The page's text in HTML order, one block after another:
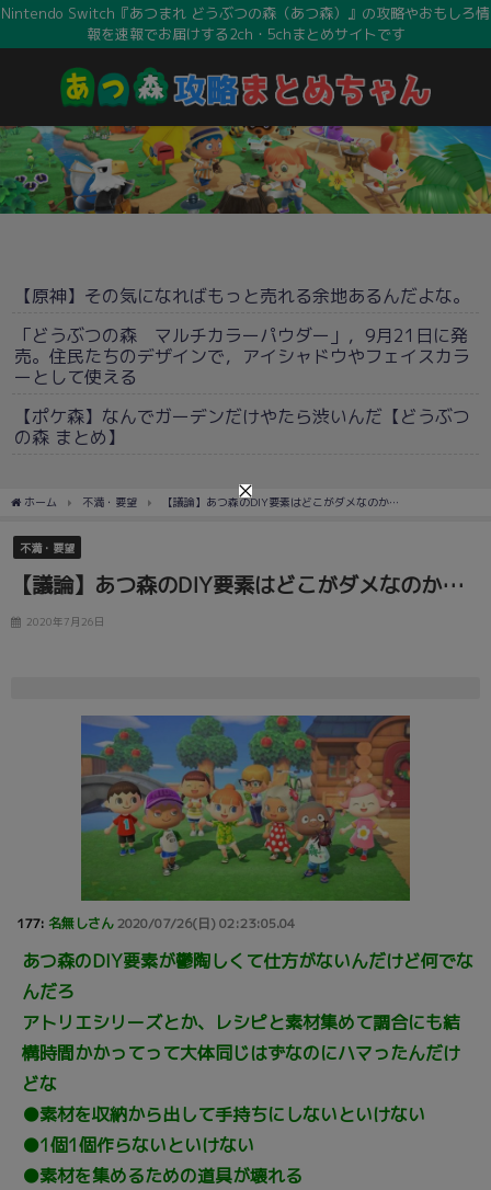
Nintendo Switch『あつまれ どうぶつの森（あつ森）』の攻略やおもしろ情
報を速報でお届けする2ch・5chまとめサイトです
【原神】その気になればもっと売れる余地あるんだよな。
「どうぶつの森 マルチカラーパウダー」，9月21日に発
売。住民たちのデザインで，アイシャドウやフェイスカラ
ーとして使える
【ポケ森】なんでガーデンだけやたら渋いんだ【どうぶつ
の森 まとめ】
ホーム 不満・要望 【議論】あつ森のDIY要素はどこがダメなのか…
不満・要望
【議論】あつ森のDIY要素はどこがダメなのか…
2020年7月26日
177: 名無しさん2020/07/26(日) 02:23:05.04
あつ森のDIY要素が鬱陶しくて仕方がないんだけど何でな
んだろ
アトリエシリーズとか、レシピと素材集めて調合にも結
構時間かかってって大体同じはずなのにハマったんだけ
どな
●素材を収納から出して手持ちにしないといけない
●1個1個作らないといけない
●素材を集めるための道具が壊れる